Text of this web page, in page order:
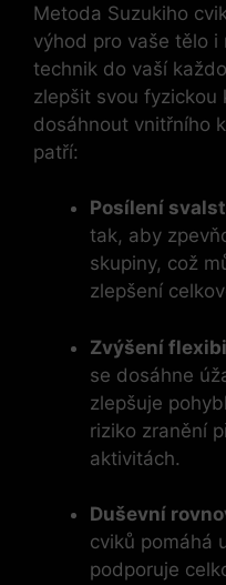
Metoda ​Suzukiho
výhod pro vaše tělo
technik do vaší
zlepšit svou fyzickou
dosáhnout vnitřního
patří:
Posílení
tak, aby
skupiny, což
zlepšení
Zvýšení
se dosáhne⁣
zlepšuje
riziko zranění
aktivitách.
Duševní
cviků pomáhá
podporuje